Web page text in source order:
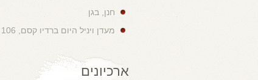
חנן, בגן
מעדן ויניל היום ברדיו קסם, 106 FM
ארכיונים